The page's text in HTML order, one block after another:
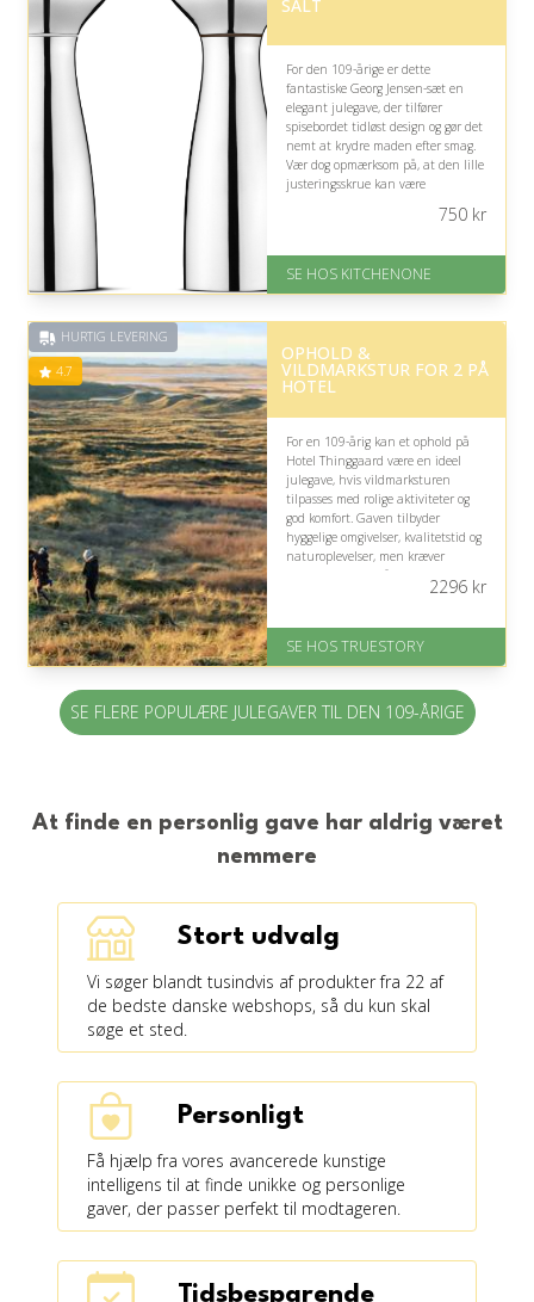
SALT
For den 109-årige er dette
fantastiske Georg Jensen-sæt en
elegant julegave, der tilfører
spisebordet tidløst design og gør det
nemt at krydre maden efter smag.
Vær dog opmærksom på, at den lille
justeringsskrue kan være
Fremragende Trustpilot rating
på 4.5 ud af 5
750kr
SE HOS KITCHENONE
HURTIG LEVERING
4.7
OPHOLD &
VILDMARKSTUR FOR 2 PÅ
HOTEL
For en 109-årig kan et ophold på
Hotel Thinggaard være en ideel
julegave, hvis vildmarksturen
tilpasses med rolige aktiviteter og
god komfort. Gaven tilbyder
hyggelige omgivelser, kvalitetstid og
naturoplevelser, men kræver
opmærksomhed på turens fysiske
På lager
Levering: 1-2 dages levering.
samme
Fremragende Trustpilot rating
på 4.7 ud af 5
2296kr
SE HOS TRUESTORY
SE FLERE POPULÆRE JULEGAVER TIL DEN 109-ÅRIGE
At finde en personlig gave har aldrig været
nemmere
Stort udvalg
Vi søger blandt tusindvis af produkter fra 22 af
de bedste danske webshops, så du kun skal
søge et sted.
Personligt
Få hjælp fra vores avancerede kunstige
intelligens til at finde unikke og personlige
gaver, der passer perfekt til modtageren.
Tidsbesparende